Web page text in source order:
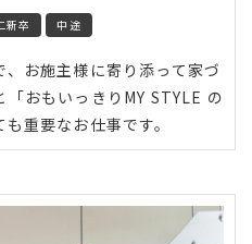
新卒 中途
お施主様に寄り添って家づ
おもいっきりMY STYLE の
重要なお仕事です。